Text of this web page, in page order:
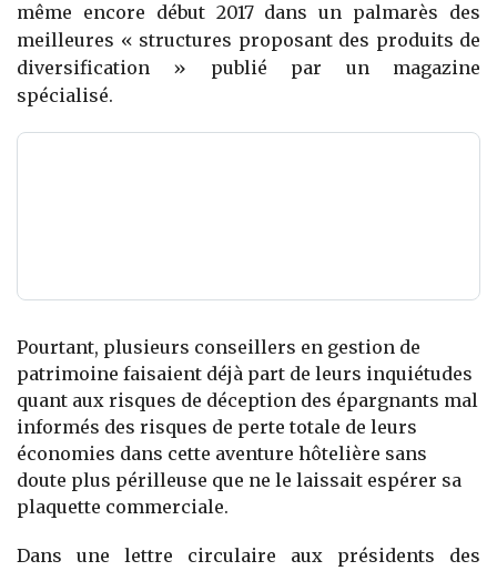
même encore début 2017 dans un palmarès des
meilleures « structures proposant des produits de
diversification » publié par un magazine
spécialisé.
Pourtant, plusieurs conseillers en gestion de
patrimoine faisaient déjà part de leurs inquiétudes
quant aux risques de déception des épargnants mal
informés des risques de perte totale de leurs
économies dans cette aventure hôtelière sans
doute plus périlleuse que ne le laissait espérer sa
plaquette commerciale.
Dans une lettre circulaire aux présidents des